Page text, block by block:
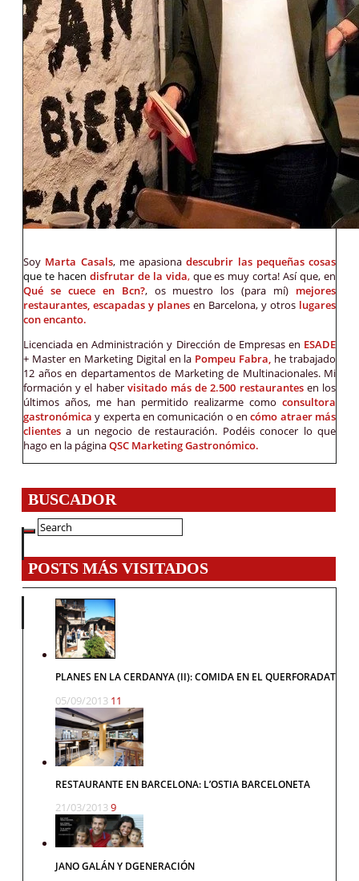
Soy Marta Casals, me apasionadescubrir las pequeñas cosas
que te hacen disfrutar de la vida,que es muy corta! Así que, en
Qué se cuece en Bcn?, os muestro los (para mí) mejores
restaurantes, escapadas y planes en Barcelona, y otros lugares
con encanto.
Licenciada en Administración y Dirección de Empresas en ESADE
+ Master en Marketing Digital en la Pompeu Fabra, he trabajado
12 años en departamentos de Marketing de Multinacionales. Mi
formación y el haber visitado más de 2.500 restaurantes en los
últimos años, me han permitido realizarme como consultora
gastronómicay experta en comunicación o encómo atraer más
clientes a un negocio de restauración. Podéis conocer lo que
hago en la páginaQSC Marketing Gastronómico.
BUSCADOR
POSTS MÁS VISITADOS
PLANES EN LA CERDANYA (II): COMIDA EN EL QUERFORADAT
05/09/2013 11
RESTAURANTE EN BARCELONA: L’OSTIA BARCELONETA
21/03/20139
JANO GALÁN Y DGENERACIÓN